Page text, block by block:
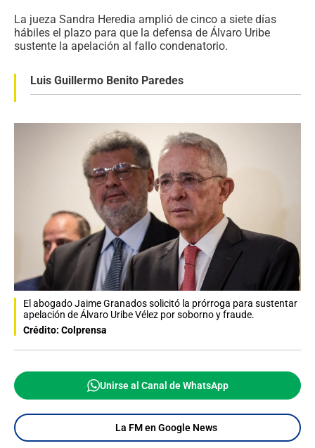
La jueza Sandra Heredia amplió de cinco a siete días
hábiles el plazo para que la defensa de Álvaro Uribe
sustente la apelación al fallo condenatorio.
Luis Guillermo Benito Paredes
El abogado Jaime Granados solicitó la prórroga para sustentar
apelación de Álvaro Uribe Vélez por soborno y fraude.
Crédito: Colprensa
Unirse al Canal de WhatsApp
La FM en Google News